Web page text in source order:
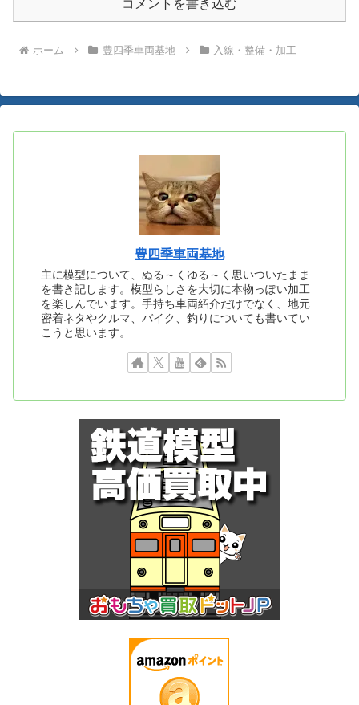
コメントを書き込む
ホーム 豊四季車両基地 入線・整備・加工
豊四季車両基地
主に模型について、ぬる～くゆる～く思いついたまま
を書き記します。模型らしさを大切に本物っぽい加工
を楽しんでいます。手持ち車両紹介だけでなく、地元
密着ネタやクルマ、バイク、釣りについても書いてい
こうと思います。